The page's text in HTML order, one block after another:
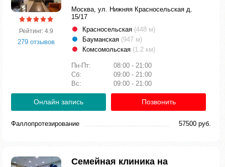
Рейтинг: 4.9
279 отзывов
Москва, ул. Нижняя Красносельская д.
15/17
Красносельская (448 м)
Бауманская (947 м)
Комсомольская (1.2 км)
Пн-Пт:
08:00 - 21:00
Сб:
09:00 - 21:00
Вс:
09:00 - 21:00
Онлайн запись Позвонить
Фаллопротезирование 57500 руб.
Семейная клиника на